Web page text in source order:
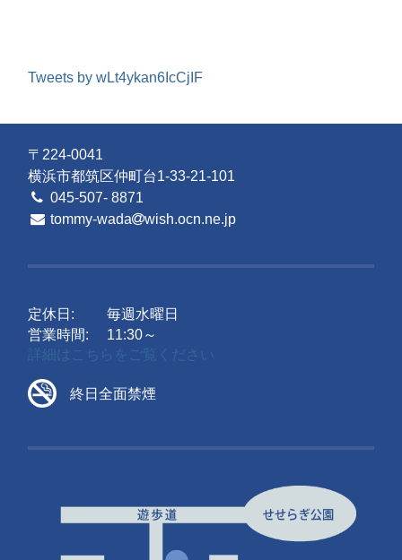
Tweets by wLt4ykan6IcCjIF
〒224-0041
横浜市都筑区仲町台1-33-21-101
045-507- 8871
tommy-wada
wish.ocn.ne.jp
定休日:
毎週水曜日
営業時間:
11:30～
詳細はこちらをご覧ください
終日全面禁煙